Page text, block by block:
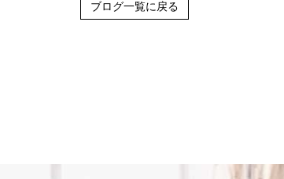
ブログ一覧に戻る